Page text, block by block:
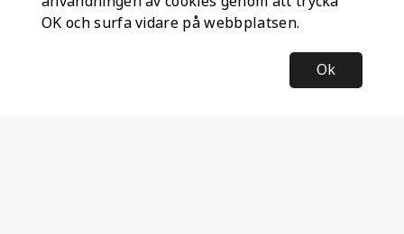
OK och surfa vidare på webbplatsen.
Ok